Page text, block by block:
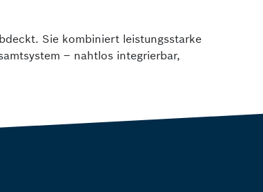
Sie kombiniert leistungsstarke
– nahtlos integrierbar,